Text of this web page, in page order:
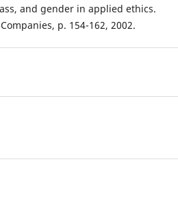
and gender in applied ethics.
p. 154-162, 2002.